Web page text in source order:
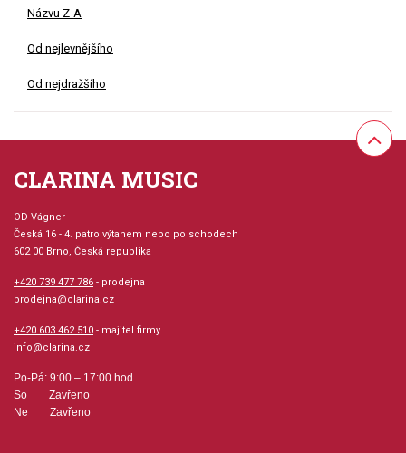
Názvu Z-A
Od nejlevnějšího
Od nejdražšího
CLARINA MUSIC
OD Vágner
Česká 16 - 4. patro výtahem nebo po schodech
602 00 Brno, Česká republika
+420 739 477 786 - prodejna
prodejna@clarina.cz
+420 603 462 510 - majitel firmy
info@clarina.cz
Po-Pá: 9:00 – 17:00 hod.
So Zavřeno
Ne Zavřeno